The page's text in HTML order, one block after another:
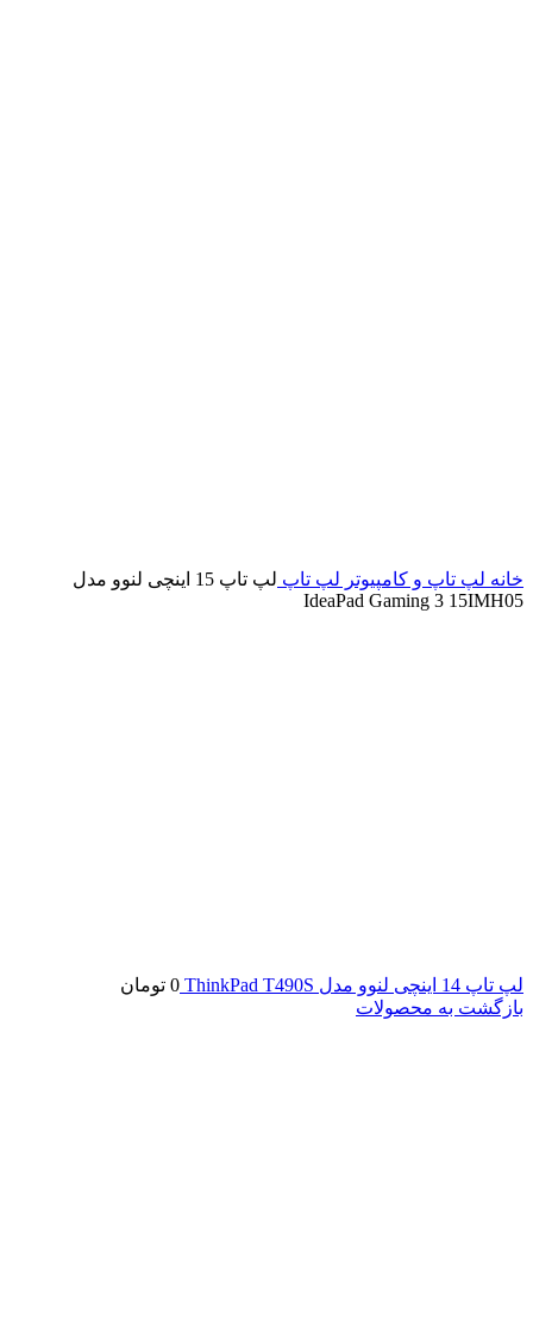
خانه لپ تاپ و کامپیوتر لپ تاپ
لپ تاپ 15 اینچی لنوو مدل
IdeaPad Gaming 3 15IMH05
لپ تاپ 14 اینچی لنوو مدل ThinkPad T490S 0 تومان
بازگشت به محصولات